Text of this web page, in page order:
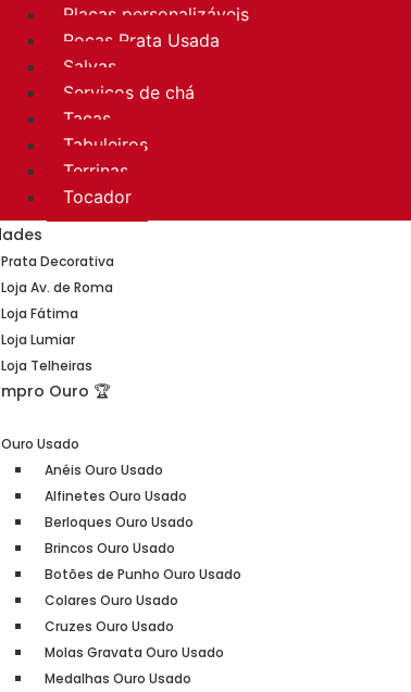
Placas personalizáveis
Rocas Prata Usada
Salvas
Serviços de chá
Taças
Tabuleiros
Terrinas
Tocador
Prata Decorativa
Loja Av. de Roma
Loja Fátima
Loja Lumiar
Loja Telheiras
Ouro 🏆
Ouro Usado
Anéis Ouro Usado
Alfinetes Ouro Usado
Berloques Ouro Usado
Brincos Ouro Usado
Botões de Punho Ouro Usado
Colares Ouro Usado
Cruzes Ouro Usado
Molas Gravata Ouro Usado
Medalhas Ouro Usado